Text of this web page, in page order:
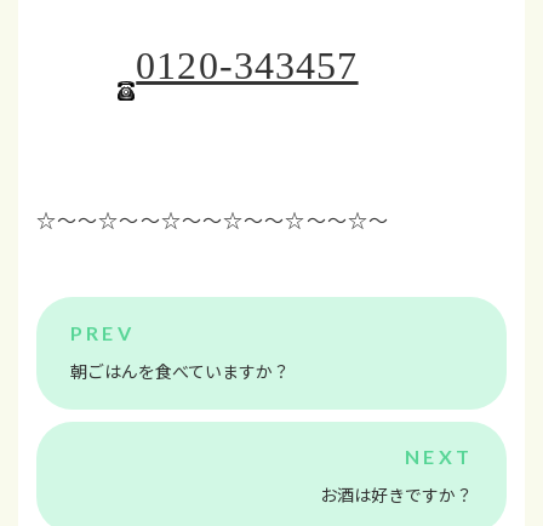
0120-343457
☆～～☆～～☆～～☆～～☆～～☆～
朝ごはんを食べていますか？
お酒は好きですか？